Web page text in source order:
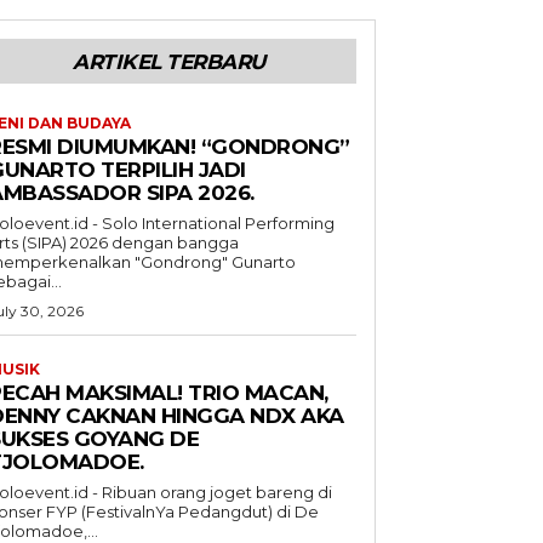
ARTIKEL TERBARU
DAN BUDAYA
DIUMUMKAN! “GONDRONG”
TERPILIH JADI
SIPA 2026.
- Solo International Performing
(SIPA) 2026 dengan bangga
"Gondrong" Gunarto
30, 2026
MAKSIMAL! TRIO MACAN,
CAKNAN HINGGA NDX AKA
GOYANG DE
- Ribuan orang joget bareng di
FYP (FestivalnYa Pedangdut) di De